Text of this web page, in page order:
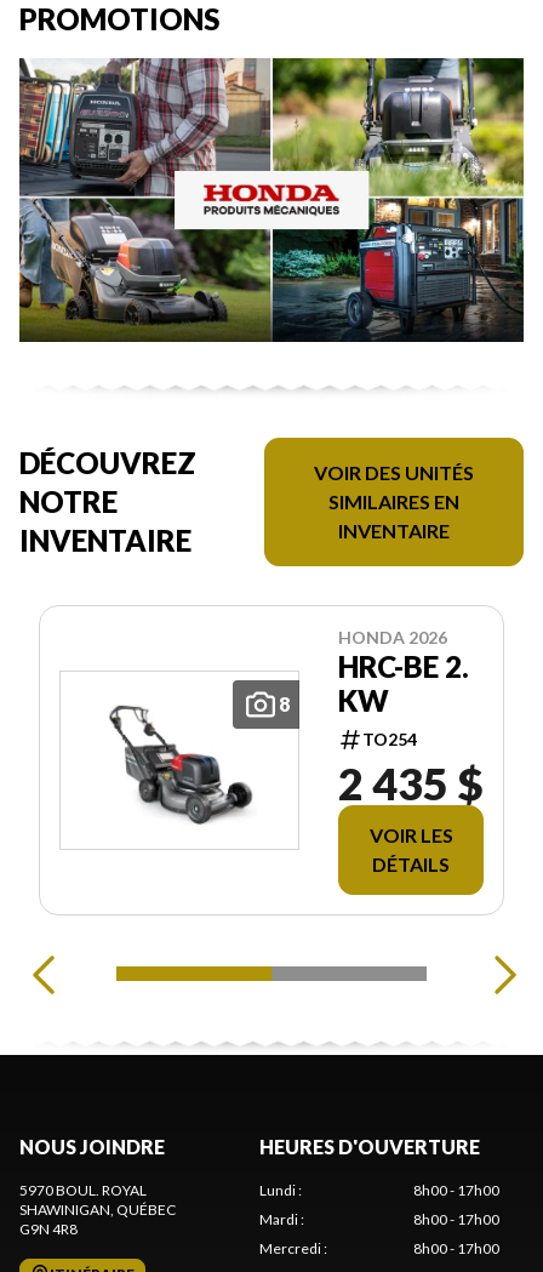
PROMOTIONS
DÉCOUVREZ
NOTRE
INVENTAIRE
VOIR DES UNITÉS
SIMILAIRES EN
INVENTAIRE
8
HONDA 2026
HRC-BE 2.
KW
TO254
2 435 $
VOIR LES
DÉTAILS
NOUS JOINDRE
5970 BOUL. ROYAL
SHAWINIGAN, QUÉBEC
G9N 4R8
HEURES D'OUVERTURE
Lundi:
8h00 - 17h00
Mardi:
8h00 - 17h00
Mercredi:
8h00 - 17h00